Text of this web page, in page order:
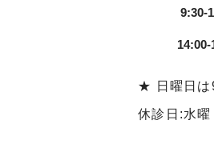
9:30-
14:00-
★ 日曜日は
休診日:水曜